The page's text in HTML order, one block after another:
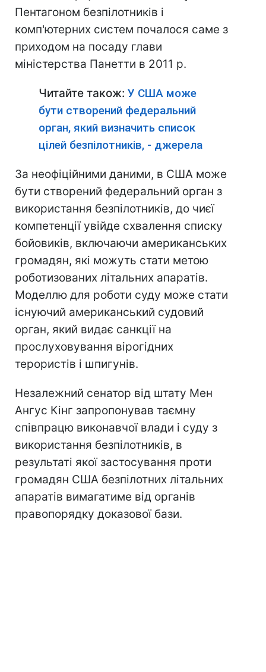
Пентагоном безпілотників і
комп'ютерних систем почалося саме з
приходом на посаду глави
міністерства Панетти в 2011 р.
Читайте також: У США може
бути створений федеральний
орган, який визначить список
цілей безпілотників, - джерела
За неофіційними даними, в США може
бути створений федеральний орган з
використання безпілотників, до чиєї
компетенції увійде схвалення списку
бойовиків, включаючи американських
громадян, які можуть стати метою
роботизованих літальних апаратів.
Моделлю для роботи суду може стати
існуючий американський судовий
орган, який видає санкції на
прослуховування вірогідних
терористів і шпигунів.
Незалежний сенатор від штату Мен
Ангус Кінг запропонував таємну
співпрацю виконавчої влади і суду з
використання безпілотників, в
результаті якої застосування проти
громадян США безпілотних літальних
апаратів вимагатиме від органів
правопорядку доказової бази.